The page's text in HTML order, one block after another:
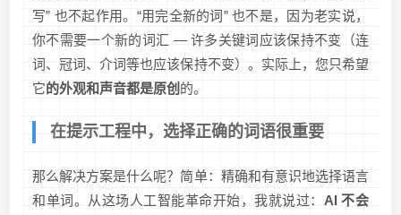
写” 也不起作用。“用完全新的词” 也不是，因为老实说，
你不需要一个新的词汇 — 许多关键词应该保持不变（连
词、冠词、介词等也应该保持不变）。实际上，您只希望
它的外观和声音都是原创 的。
在提示工程中，选择正确的词语很重要
那么解决方案是什么呢？简单：精确和有意识地选择语言
和单词。从这场人工智能革命开始，我就说过： AI 不会